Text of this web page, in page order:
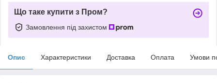
Що таке купити з Пром?
Замовлення під захистом
Опис Характеристики Доставка Оплата Умови